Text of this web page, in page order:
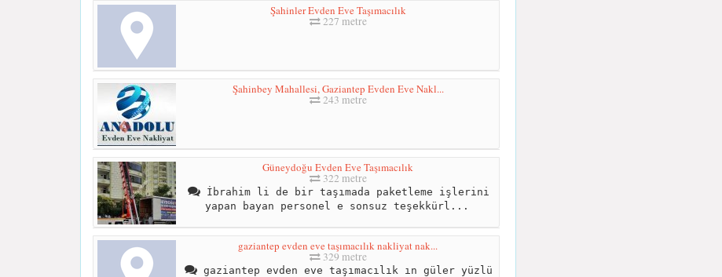
Şahinler Evden Eve Taşımacılık
227 metre
Şahinbey Mahallesi, Gaziantep Evden Eve Nakl...
243 metre
Güneydoğu Evden Eve Taşımacılık
322 metre
İbrahim li de bir taşımada paketleme işlerini
yapan bayan personel e sonsuz teşekkürl...
gaziantep evden eve taşımacılık nakliyat nak...
329 metre
gaziantep evden eve taşımacılık ın güler yüzlü